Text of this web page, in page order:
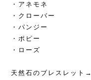
・アネモネ
・クローバー
・パンジー
・ポピー
・ローズ
天然石のブレスレット